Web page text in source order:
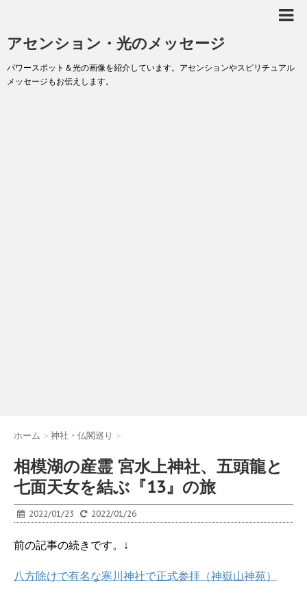
アセンション・光のメッセージ
パワースポット＆光の画像を紹介しています。アセンションやスピリチュアル
メッセージもお伝えします。
ホーム > 神社・仏閣巡り >
相模湖の産霊 宮水上神社、五頭龍と
七面天女を結ぶ『13』の旅
2022/01/23 2022/01/26
前の記事の続きです。↓
八方除けで有名な寒川神社で正式参拝（神嶽山神苑）